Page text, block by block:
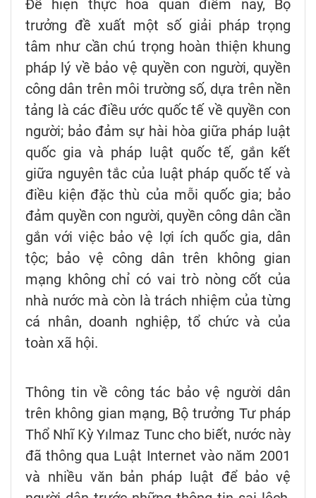
Để hiện thực hóa quan điểm này, Bộ
trưởng đề xuất một số giải pháp trọng
tâm như cần chú trọng hoàn thiện khung
pháp lý về bảo vệ quyền con người, quyền
công dân trên môi trường số, dựa trên nền
tảng là các điều ước quốc tế về quyền con
người; bảo đảm sự hài hòa giữa pháp luật
quốc gia và pháp luật quốc tế, gắn kết
giữa nguyên tắc của luật pháp quốc tế và
điều kiện đặc thù của mỗi quốc gia; bảo
đảm quyền con người, quyền công dân cần
gắn với việc bảo vệ lợi ích quốc gia, dân
tộc; bảo vệ công dân trên không gian
mạng không chỉ có vai trò nòng cốt của
nhà nước mà còn là trách nhiệm của từng
cá nhân, doanh nghiệp, tổ chức và của
toàn xã hội.
Thông tin về công tác bảo vệ người dân
trên không gian mạng, Bộ trưởng Tư pháp
Thổ Nhĩ Kỳ Yılmaz Tunc cho biết, nước này
đã thông qua Luật Internet vào năm 2001
và nhiều văn bản pháp luật để bảo vệ